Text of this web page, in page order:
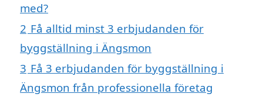
med?
2 Få alltid minst 3 erbjudanden för
byggställning i Ängsmon
3 Få 3 erbjudanden för byggställning i
Ängsmon från professionella företag